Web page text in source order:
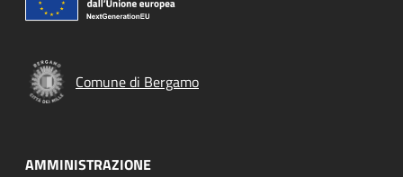
Comune di Bergamo
AMMINISTRAZIONE